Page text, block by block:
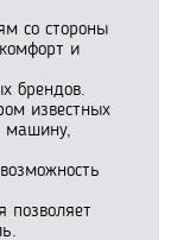
со стороны
и
брендов.
известных
машину,
позволяет